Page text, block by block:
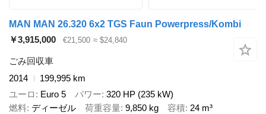
MAN MAN 26.320 6x2 TGS Faun Powerpress/Kombi
￥3,915,000
€21,500 ≈ $24,840
ごみ回収車
2014
199,995 km
ユーロ
Euro 5 パワー 320 HP (235 kW)
燃料 ディーゼル 荷重容量 9,850 kg 容積 24 m³